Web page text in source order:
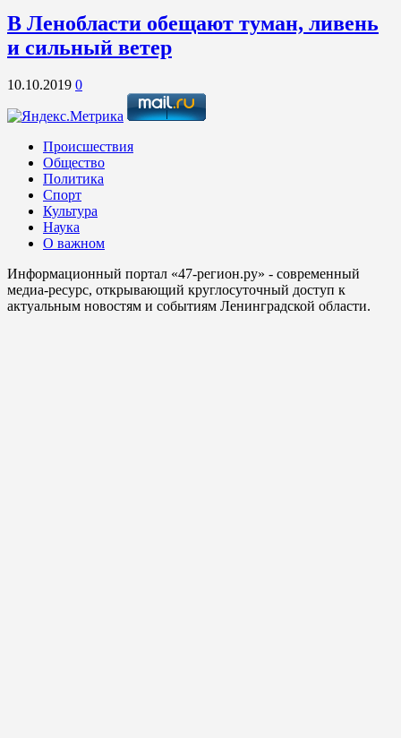
В Ленобласти обещают туман, ливень
и сильный ветер
10.10.2019 0
Происшествия
Общество
Политика
Спорт
Культура
Наука
О важном
Информационный портал «47-регион.ру» - современный
медиа-ресурс, открывающий круглосуточный доступ к
актуальным новостям и событиям Ленинградской области.